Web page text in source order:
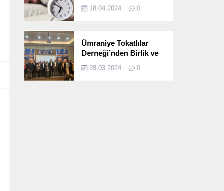
18.04.2024 0
Ümraniye Tokatlılar
Derneği’nden Birlik ve
Programı
28.03.2024 0